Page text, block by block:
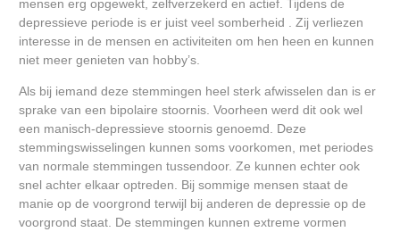
mensen erg opgewekt, zelfverzekerd en actief. Tijdens de
depressieve periode is er juist veel somberheid . Zij verliezen
interesse in de mensen en activiteiten om hen heen en kunnen
niet meer genieten van hobby’s.
Als bij iemand deze stemmingen heel sterk afwisselen dan is er
sprake van een bipolaire stoornis. Voorheen werd dit ook wel
een manisch-depressieve stoornis genoemd. Deze
stemmingswisselingen kunnen soms voorkomen, met periodes
van normale stemmingen tussendoor. Ze kunnen echter ook
snel achter elkaar optreden. Bij sommige mensen staat de
manie op de voorgrond terwijl bij anderen de depressie op de
voorgrond staat. De stemmingen kunnen extreme vormen